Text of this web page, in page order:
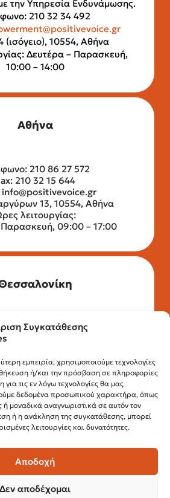
Συγκατάθεσης
εμπειρία, χρησιμοποιούμε τεχνολογίες
ή/και την πρόσβαση σε πληροφορίες
τις εν λόγω τεχνολογίες θα μας
δεδομένα προσωπικού χαρακτήρα, όπως
μοναδικά αναγνωριστικά σε αυτόν τον
ή η ανάκληση της συγκατάθεσης, μπορεί
λειτουργίες και δυνατότητες.
Αποδοχή
Δεν αποδέχομαι
την Υπηρεσία Ενδυνάμωσης.
210 32 34 492
(ισόγειο), 10554, Αθήνα
Δευτέρα – Παρασκευή,
10:00 – 14:00
Αθήνα
210 86 27 572
210 32 15 644
info@positivevoice.gr
13, 10554, Αθήνα
λειτουργίας:
09:00 – 17:00
2315 525 020
210 32 15 644
112, 3ος όροφος, 54622,
Θεσσαλονίκη
λειτουργίας:
Παρασκευή, 10:00 –14:00